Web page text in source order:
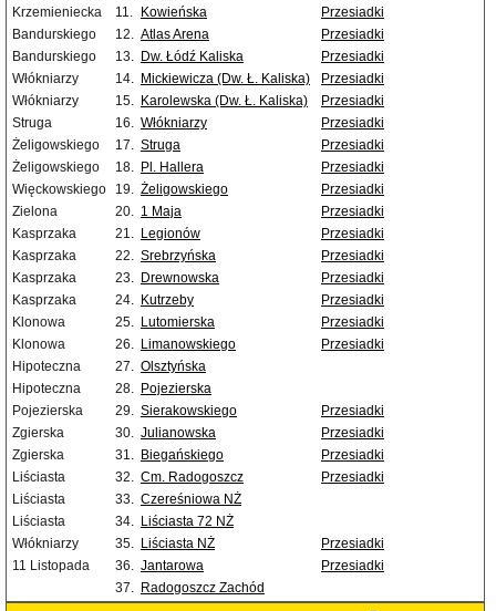
Krzemieniecka
11. Kowieńska
Przesiadki
Bandurskiego
12. Atlas Arena
Przesiadki
Bandurskiego
13. Dw. Łódź Kaliska
Przesiadki
Włókniarzy
14. Mickiewicza (Dw. Ł. Kaliska)
Przesiadki
Włókniarzy
15. Karolewska (Dw. Ł. Kaliska)
Przesiadki
Struga
16. Włókniarzy
Przesiadki
Żeligowskiego
17. Struga
Przesiadki
Żeligowskiego
18. Pl. Hallera
Przesiadki
Więckowskiego
19. Żeligowskiego
Przesiadki
Zielona
20. 1 Maja
Przesiadki
Kasprzaka
21. Legionów
Przesiadki
Kasprzaka
22. Srebrzyńska
Przesiadki
Kasprzaka
23. Drewnowska
Przesiadki
Kasprzaka
24. Kutrzeby
Przesiadki
Klonowa
25. Lutomierska
Przesiadki
Klonowa
26. Limanowskiego
Przesiadki
Hipoteczna
27. Olsztyńska
Hipoteczna
28. Pojezierska
Pojezierska
29. Sierakowskiego
Przesiadki
Zgierska
30. Julianowska
Przesiadki
Zgierska
31. Biegańskiego
Przesiadki
Liściasta
32. Cm. Radogoszcz
Przesiadki
Liściasta
33. Czereśniowa NŻ
Liściasta
34. Liściasta 72 NŻ
Włókniarzy
35. Liściasta NŻ
Przesiadki
11 Listopada
36. Jantarowa
Przesiadki
37. Radogoszcz Zachód